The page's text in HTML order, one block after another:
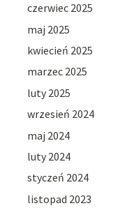
czerwiec 2025
maj 2025
kwiecień 2025
marzec 2025
luty 2025
wrzesień 2024
maj 2024
luty 2024
styczeń 2024
listopad 2023